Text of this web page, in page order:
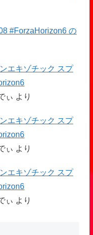
#ForzaHorizon6 の
エキゾチック スプ
ぃ より
エキゾチック スプ
ぃ より
エキゾチック スプ
ぃ より